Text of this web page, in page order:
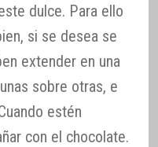
dulce. Para ello
si se desea se
extender en una
sobre otras, e
estén
con el chocolate.